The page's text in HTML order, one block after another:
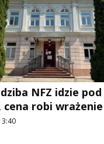
NFZ idzie pod
cena robi wrażenie